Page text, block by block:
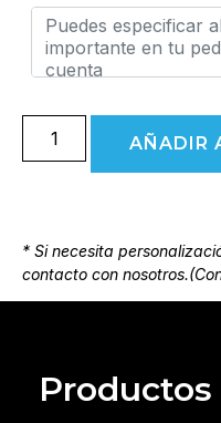
AÑADIR
* Si necesita
contacto con